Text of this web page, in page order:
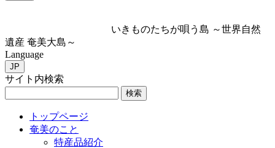
いきものたちが唄う島 ～世界自然
遺産 奄美大島～
Language
JP
サイト内検索
検索
トップページ
奄美のこと
特産品紹介